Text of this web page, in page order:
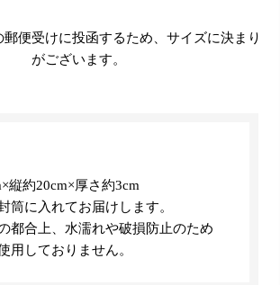
便受けに投函するため、サイズに決まり
がございます。
縦約20cm×厚さ約3cm
筒に入れてお届けします。
都合上、水濡れや破損防止のため
用しておりません。